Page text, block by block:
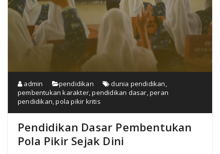
admin pendidikan dunia pendidikan
pembentukan karakter ,pendidikan dasar ,peran
pendidikan ,pola pikir kritis
Pendidikan Dasar Pembentukan
Pola Pikir Sejak Dini